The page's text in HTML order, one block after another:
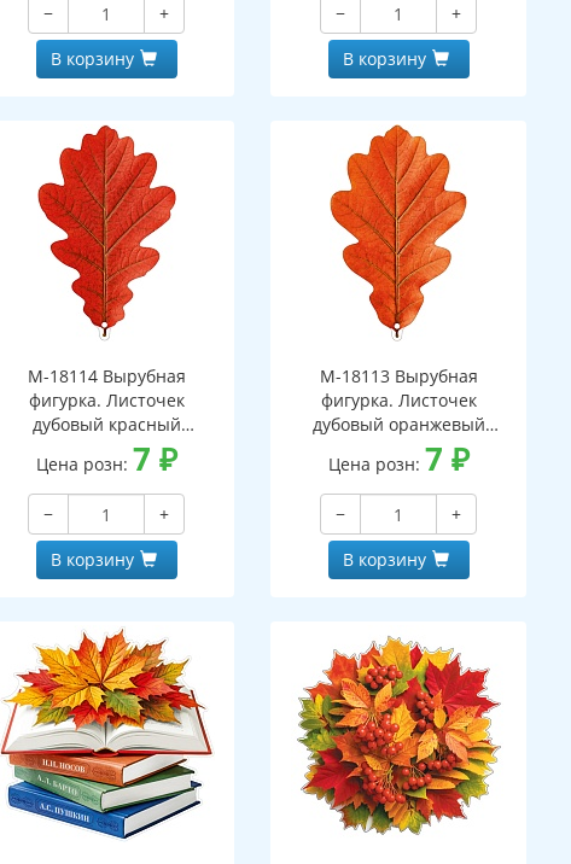
−
+
В корзину
−
+
В корзину
М-18114 Вырубная
фигурка. Листочек
дубовый красный
(двухсторонняя, ВД-лак)
Цена розн: 7 ₽
−
+
В корзину
М-18113 Вырубная
фигурка. Листочек
дубовый оранжевый
(двухсторонняя, ВД-лак)
Цена розн: 7 ₽
−
+
В корзину